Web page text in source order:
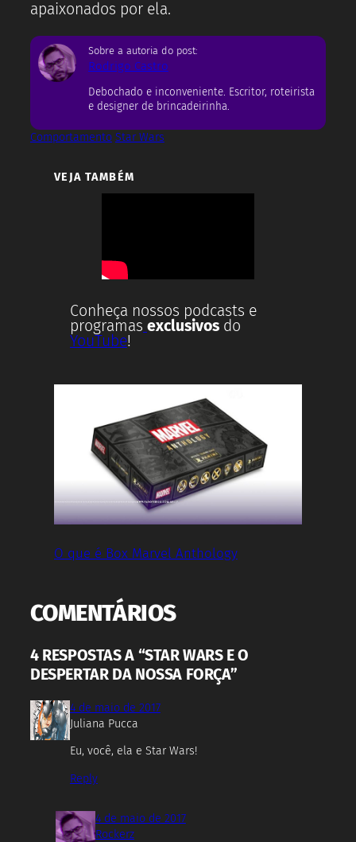
apaixonados por ela.
Sobre a autoria do post:
Rodrigo Castro
Debochado e inconveniente. Escritor, roteirista
e designer de brincadeirinha.
Comportamento Star Wars
VEJA TAMBÉM
Conheça nossos podcasts e
programas exclusivos do
YouTube!
O que é Box Marvel Anthology
COMENTÁRIOS
4 RESPOSTAS A “STAR WARS E O
DESPERTAR DA NOSSA FORÇA”
4 de maio de 2017
Juliana Pucca
Eu, você, ela e Star Wars!
Reply
4 de maio de 2017
Rockerz